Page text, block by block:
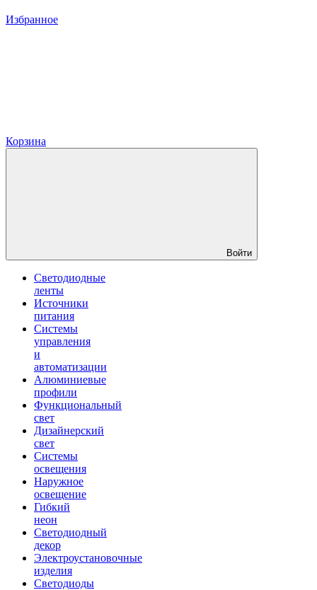
Избранное
Корзина
Войти
Светодиодные
ленты
Источники
питания
Системы
управления
и
автоматизации
Алюминиевые
профили
Функциональный
свет
Дизайнерский
свет
Системы
освещения
Наружное
освещение
Гибкий
неон
Светодиодный
декор
Электроустановочные
изделия
Светодиоды